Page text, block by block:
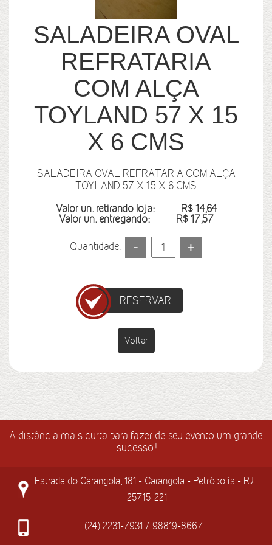
SALADEIRA OVAL
REFRATARIA
COM ALÇA
TOYLAND 57 X 15
X 6 CMS
SALADEIRA OVAL REFRATARIA COM ALÇA
TOYLAND 57 X 15 X 6 CMS
Valor un. retirando loja:
R$ 14,64
Valor un. entregando:
R$ 17,57
Quantidade:
RESERVAR
Voltar
A distância mais curta para fazer de seu evento um grande
sucesso!
Estrada do Carangola, 181 - Carangola - Petrópolis - RJ
- 25715-221
(24) 2231-7931 / 98819-8667